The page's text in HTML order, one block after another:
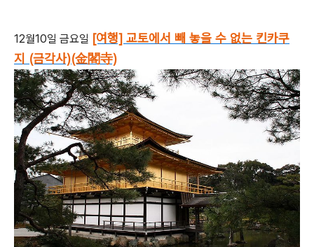
12월10일 금요일 [여행] 교토에서 빼 놓을 수 없는 킨카쿠
지 (금각사)(金閣寺)